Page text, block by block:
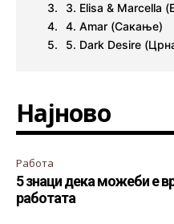
3. Elisa & Marcella
4. Amar (Сакање)
5. Dark Desire
Најново
Работа
5 знаци дека можеби е
работата